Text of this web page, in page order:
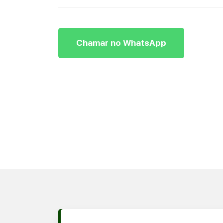
Chamar no WhatsApp